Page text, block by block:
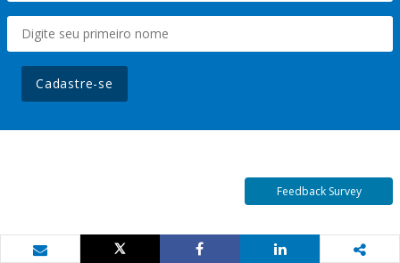
Cadastre-se
Feedback Survey